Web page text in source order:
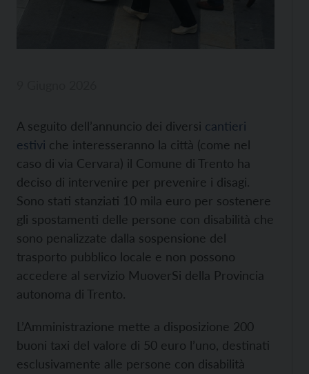
A seguito dell’annuncio dei diversi cantieri
estivi che interesseranno la città (come nel
caso di via Cervara) il Comune di Trento ha
deciso di intervenire per prevenire i disagi.
Sono stati stanziati 10 mila euro per sostenere
gli spostamenti delle persone con disabilità che
sono penalizzate dalla sospensione del
trasporto pubblico locale e non possono
accedere al servizio MuoverSi della Provincia
autonoma di Trento.
L’Amministrazione mette a disposizione 200
buoni taxi del valore di 50 euro l’uno, destinati
esclusivamente alle persone con disabilità